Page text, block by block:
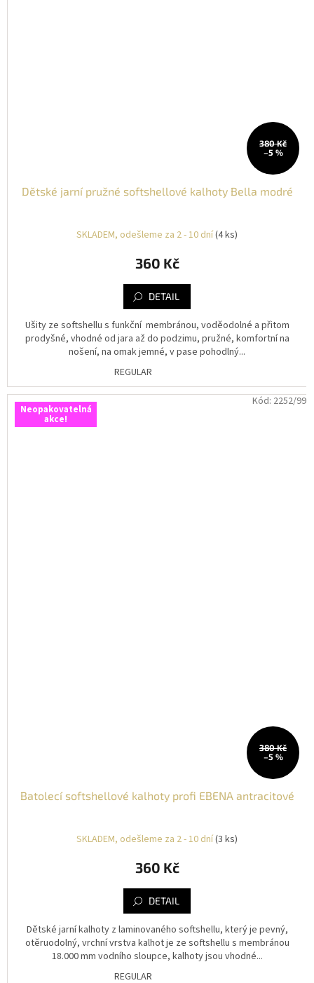
380 Kč
–5 %
Dětské jarní pružné softshellové kalhoty Bella modré
SKLADEM, odešleme za 2 - 10 dní(4 ks)
360 Kč
DETAIL
Ušity ze softshellu s funkční membránou, voděodolné a přitom
prodyšné, vhodné od jara až do podzimu, pružné, komfortní na
nošení, na omak jemné, v pase pohodlný...
REGULAR
Neopakovatelná
akce!
380 Kč
–5 %
Batolecí softshellové kalhoty profi EBENA antracitové
SKLADEM, odešleme za 2 - 10 dní(3 ks)
360 Kč
DETAIL
Dětské jarní kalhoty z laminovaného softshellu, který je pevný,
otěruodolný, vrchní vrstva kalhot je ze softshellu s membránou
18.000 mm vodního sloupce, kalhoty jsou vhodné...
REGULAR
Kód: 2252/99